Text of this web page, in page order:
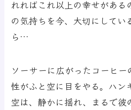
れればこれ以上の幸せがある
の気持ちを今、大切にしてい
ら…
ソーサーに広がったコーヒー
性がふと空に目をやる。ハン
空は、静かに揺れ、まるで彼